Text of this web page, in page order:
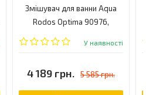
Змішувач для ванни Aqua
Rodos Optima 90976,
одноважільний, хром
У наявності
4 189 грн. 5 585 грн.